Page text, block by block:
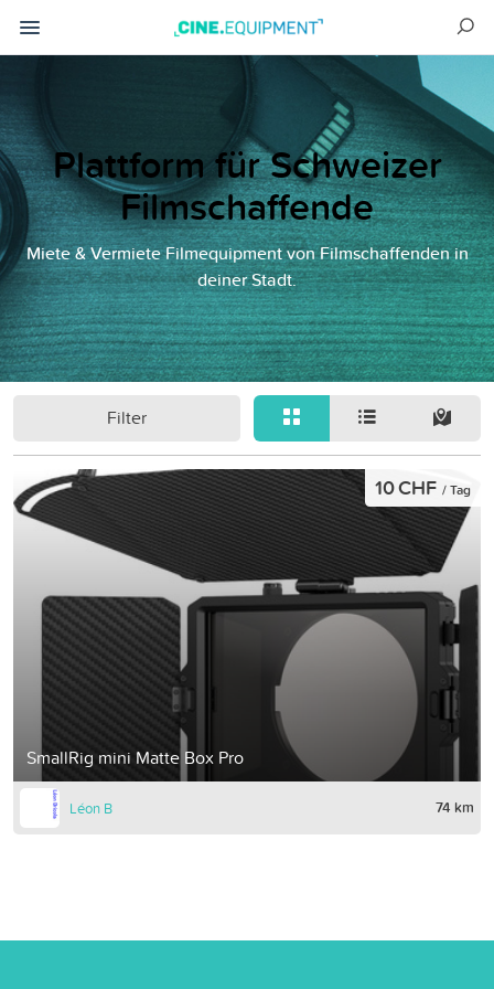
Plattform für Schweizer
Filmschaffende
Miete & Vermiete Filmequipment von Filmschaffenden in
deiner Stadt.
Filter
SmallRig mini Matte Box Pro
10 CHF / Tag
Léon B 74 km